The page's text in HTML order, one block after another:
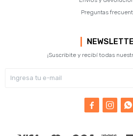
Preguntas
¡Suscribite y recibí todas
  